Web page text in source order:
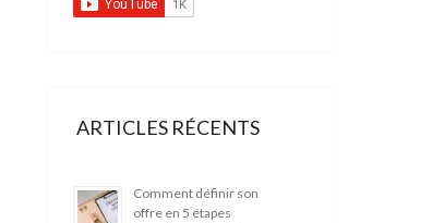
ARTICLES RÉCENTS
Comment définir son
offre en 5 étapes